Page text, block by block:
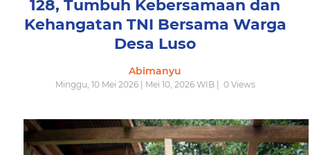
128, Tumbuh Kebersamaan dan
Kehangatan TNI Bersama Warga
Desa Luso
Abimanyu
Minggu, 10 Mei 2026 | Mei 10, 2026 WIB | 0Views